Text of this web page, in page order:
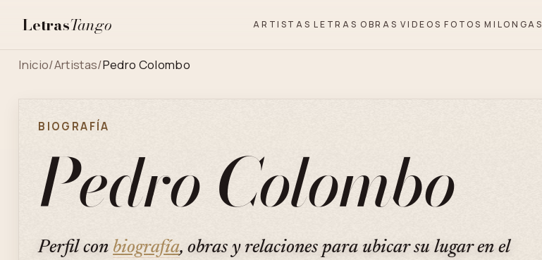
LetrasTango ARTISTAS LETRAS OBRAS VIDEOS FOTOS MILONGAS
Inicio/Artistas/Pedro Colombo
BIOGRAFÍA
Pedro Colombo
Perfil con biografía, obras y relaciones para ubicar su lugar en el